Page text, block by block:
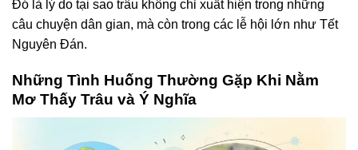
Đó là lý do tại sao trâu không chỉ xuất hiện trong những
câu chuyện dân gian, mà còn trong các lễ hội lớn như Tết
Nguyên Đán.
Những Tình Huống Thường Gặp Khi Nằm
Mơ Thấy Trâu và Ý Nghĩa